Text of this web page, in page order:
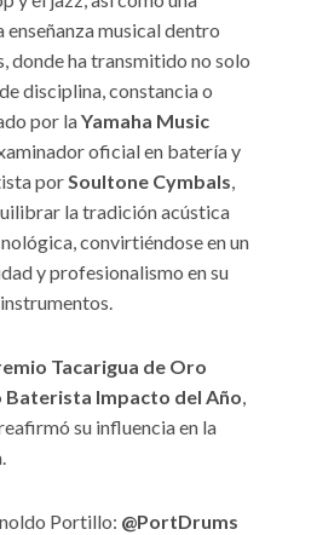
musical dentro
donde ha transmitido no solo
disciplina, constancia o
por laYamaha Music
oficial en batería y
por Soultone Cymbals
la tradición acústica
convirtiéndose en un
y profesionalismo en su
Tacarigua de Oro
Baterista Impacto del Año
su influencia en la
Portillo: @PortDrums